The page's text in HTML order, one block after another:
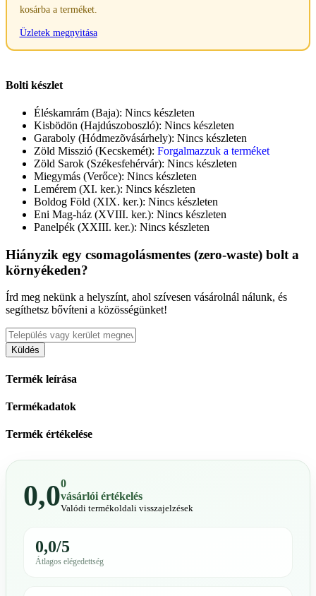
kosárba a terméket.
Üzletek megnyitása
Bolti készlet
Éléskamrám (Baja): Nincs készleten
Kisbödön (Hajdúszoboszló): Nincs készleten
Garaboly (Hódmezõvásárhely): Nincs készleten
Zöld Misszió (Kecskemét): Forgalmazzuk a terméket
Zöld Sarok (Székesfehérvár): Nincs készleten
Miegymás (Verőce): Nincs készleten
Lemérem (XI. ker.): Nincs készleten
Boldog Föld (XIX. ker.): Nincs készleten
Eni Mag-ház (XVIII. ker.): Nincs készleten
Panelpék (XXIII. ker.): Nincs készleten
Hiányzik egy csomagolásmentes (zero-waste) bolt a
környékeden?
Írd meg nekünk a helyszínt, ahol szívesen vásárolnál nálunk, és
segíthetsz bővíteni a közösségünket!
Küldés
Termék leírása
Termékadatok
Termék értékelése
0,00
vásárlói értékelés
Valódi termékoldali visszajelzések
0,0/5
Átlagos elégedettség